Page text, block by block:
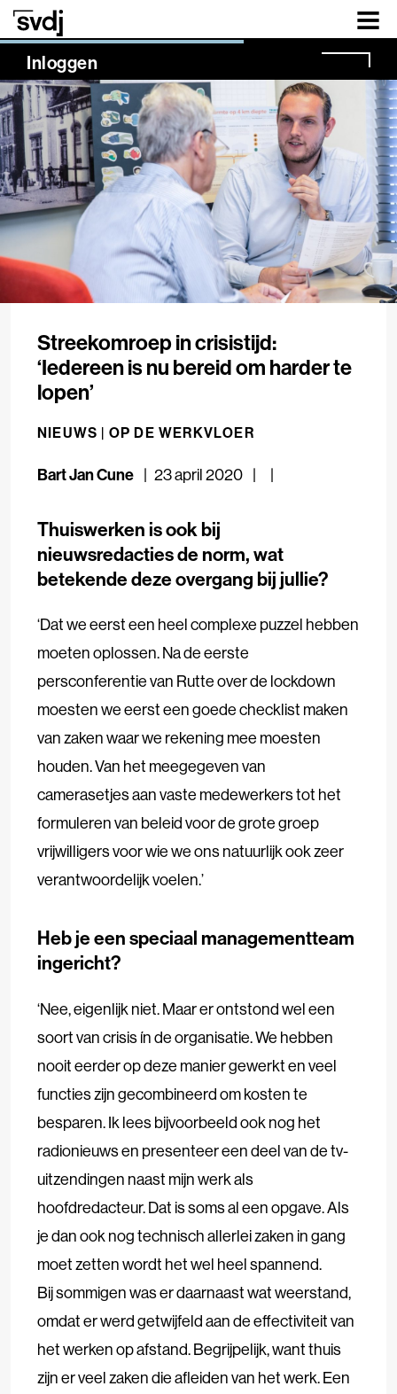
Naar hoofdinhoud
Inloggen
NaN%
Streekomroep in crisistijd:
‘Iedereen is nu bereid om harder te
lopen’
NIEUWS | OP DE WERKVLOER
Bart Jan Cune 23 april 2020
Thuiswerken is ook bij
nieuwsredacties de norm, wat
betekende deze overgang bij jullie?
‘Dat we eerst een heel complexe puzzel hebben
moeten oplossen. Na de eerste
persconferentie van Rutte over de lockdown
moesten we eerst een goede checklist maken
van zaken waar we rekening mee moesten
houden. Van het meegegeven van
camerasetjes aan vaste medewerkers tot het
formuleren van beleid voor de grote groep
vrijwilligers voor wie we ons natuurlijk ook zeer
verantwoordelijk voelen.’
Heb je een speciaal managementteam
ingericht?
‘Nee, eigenlijk niet. Maar er ontstond wel een
soort van crisis ín de organisatie. We hebben
nooit eerder op deze manier gewerkt en veel
functies zijn gecombineerd om kosten te
besparen. Ik lees bijvoorbeeld ook nog het
radionieuws en presenteer een deel van de tv-
uitzendingen naast mijn werk als
hoofdredacteur. Dat is soms al een opgave. Als
je dan ook nog technisch allerlei zaken in gang
moet zetten wordt het wel heel spannend.
Bij sommigen was er daarnaast wat weerstand,
omdat er werd getwijfeld aan de effectiviteit van
het werken op afstand. Begrijpelijk, want thuis
zijn er veel zaken die afleiden van het werk. Een